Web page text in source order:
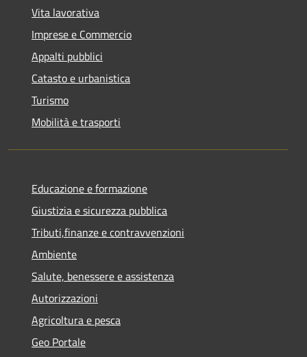
Vita lavorativa
Imprese e Commercio
Appalti pubblici
Catasto e urbanistica
Turismo
Mobilità e trasporti
Educazione e formazione
Giustizia e sicurezza pubblica
Tributi,finanze e contravvenzioni
Ambiente
Salute, benessere e assistenza
Autorizzazioni
Agricoltura e pesca
Geo Portale